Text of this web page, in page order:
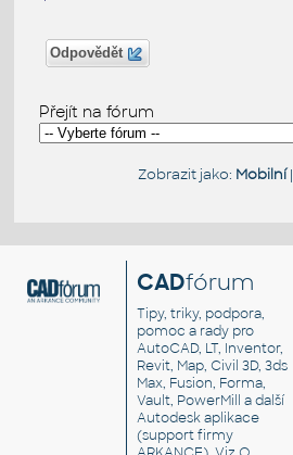
Odpovědět
Přejít na fórum
Zobrazit jako: Mobilní|
CADfórum
Tipy, triky, podpora,
pomoc a rady pro
AutoCAD, LT, Inventor,
Revit, Map, Civil 3D, 3ds
Max, Fusion, Forma,
Vault, PowerMill a další
Autodesk aplikace
(support firmy